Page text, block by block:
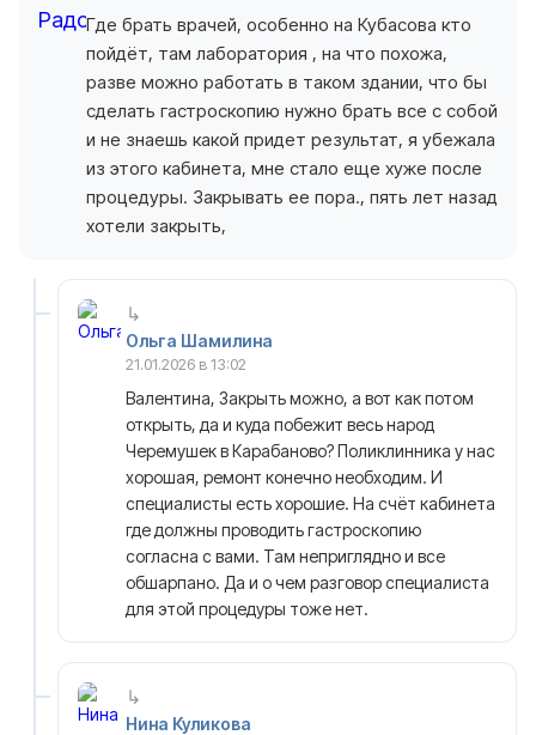
Где брать врачей, особенно на Кубасова кто
пойдёт, там лаборатория , на что похожа,
разве можно работать в таком здании, что бы
сделать гастроскопию нужно брать все с собой
и не знаешь какой придет результат, я убежала
из этого кабинета, мне стало еще хуже после
процедуры. Закрывать ее пора., пять лет назад
хотели закрыть,
Ольга Шамилина
21.01.2026 в 13:02
Валентина, Закрыть можно, а вот как потом
открыть, да и куда побежит весь народ
Черемушек в Карабаново? Поликлинника у нас
хорошая, ремонт конечно необходим. И
специалисты есть хорошие. На счёт кабинета
где должны проводить гастроскопию
согласна с вами. Там неприглядно и все
обшарпано. Да и о чем разговор специалиста
для этой процедуры тоже нет.
Нина Куликова